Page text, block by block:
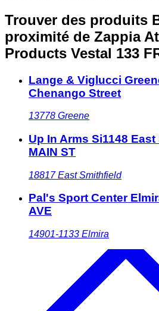
Trouver des produits
proximité de Zappia
Products Vestal 133
Lange & Viglucci
Chenango Street
13778 Greene
Up In Arms Si1148
MAIN ST
18817 East Smithfield
Pal's Sport Center
AVE
14901-1133 Elmira